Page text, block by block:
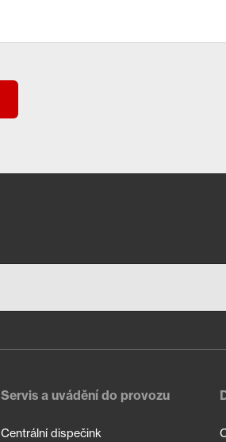
Servis a uvádění do provozu
Centrální dispečink